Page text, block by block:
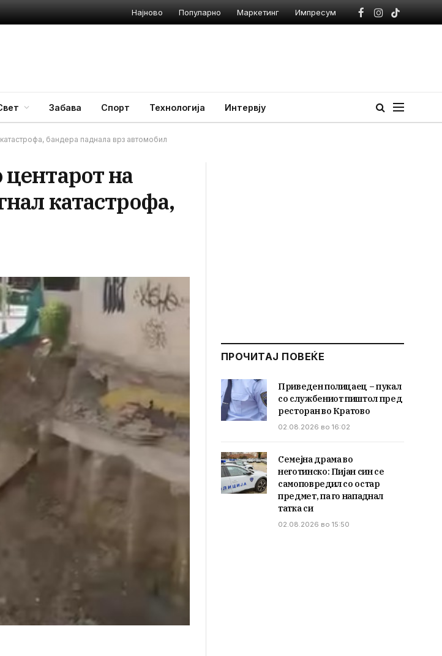
Најново Популарно Маркетинг Импресум
Facebook
Instagram
TikTok
Забава Спорт Технологија Интервју
бандера паднала врз автомобил
на
катастрофа,
ПРОЧИТАЈ ПОВЕЌЕ
Приведен полицаец – пукал
со службениот пиштол пред
ресторан во Кратово
02.08.2026 во 16:02
Семејна драма во
неготинско: Пијан син се
самоповредил со остар
предмет, па го нападнал
татка си
02.08.2026 во 15:50